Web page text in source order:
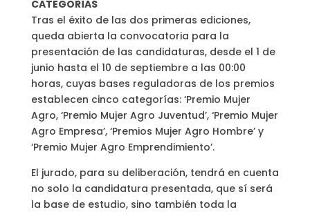
CATEGORÍAS
Tras el éxito de las dos primeras ediciones,
queda abierta la convocatoria para la
presentación de las candidaturas, desde el 1 de
junio hasta el 10 de septiembre a las 00:00
horas, cuyas bases reguladoras de los premios
establecen cinco categorías: ‘Premio Mujer
Agro, ‘Premio Mujer Agro Juventud’, ‘Premio Mujer
Agro Empresa’, ‘Premios Mujer Agro Hombre’ y
‘Premio Mujer Agro Emprendimiento’.
El jurado, para su deliberación, tendrá en cuenta
no solo la candidatura presentada, que sí será
la base de estudio, sino también toda la